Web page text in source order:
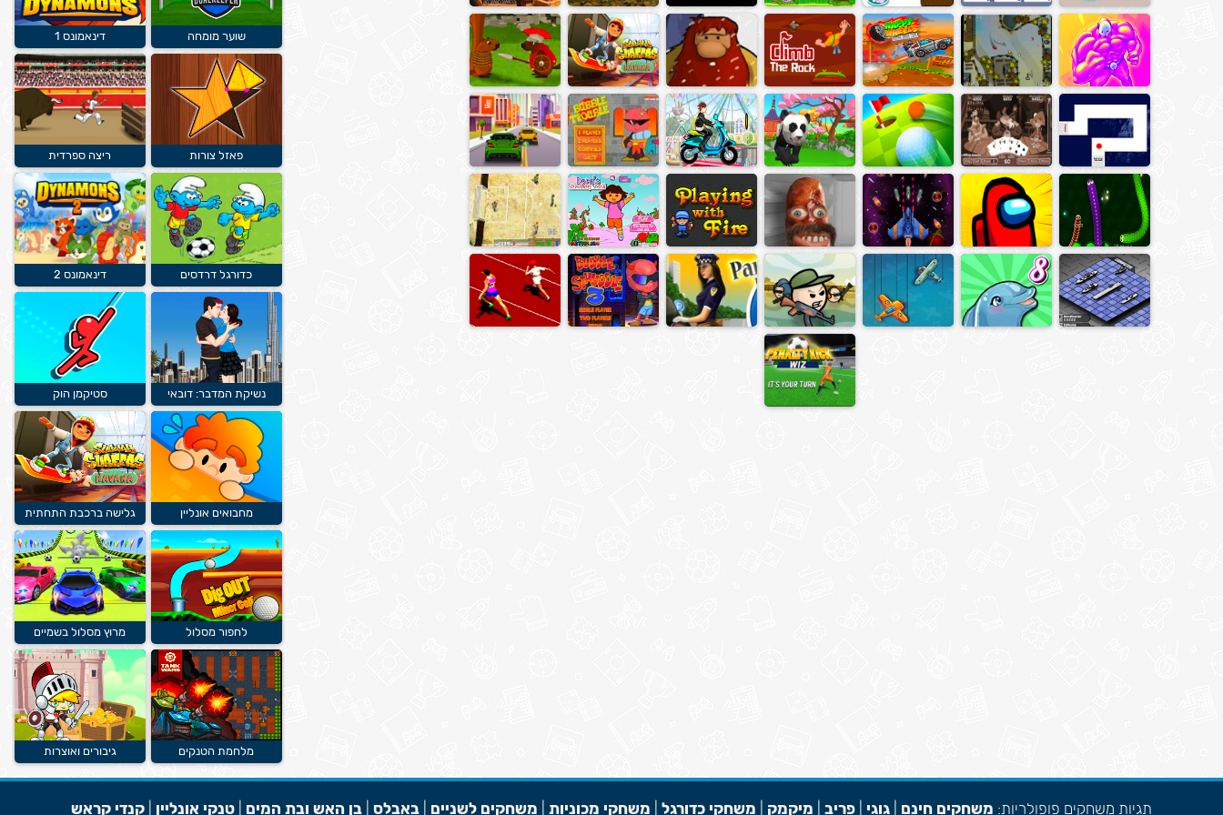
שוער מומחה דינאמונס 1
פאזל צורות ריצה ספרדית
כדורגל דרדסים דינאמונס 2
נשיקת המדבר: דובאי סטיקמן הוק
מחבואים אונליין גלישה ברכבת התחתית
לחפור מסלול מרוץ מסלול בשמיים
מלחמת הטנקים גיבורים ואוצרות
תגיות משחקים פופולריות: משחקים חינם גוגי פריב מיקמק משחקי כדורגל משחקי מכוניות משחקים לשניים באבלס בן האש ובת המים טנקי אונליין קנדי קראש